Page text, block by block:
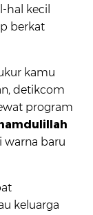
hal kecil
berkat
kamu
detikcom
program
baru
keluarga